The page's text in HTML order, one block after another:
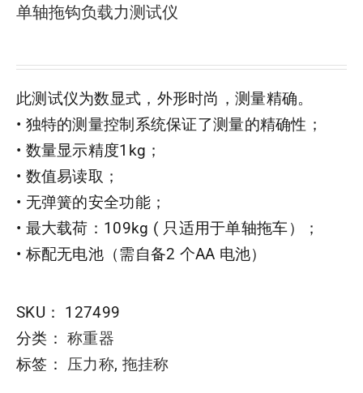
单轴拖钩负载力测试仪
此测试仪为数显式，外形时尚，测量精确。
• 独特的测量控制系统保证了测量的精确性；
• 数量显示精度1kg；
• 数值易读取；
• 无弹簧的安全功能；
• 最大载荷：109kg ( 只适用于单轴拖车）；
• 标配无电池（需自备2 个AA 电池）
SKU： 127499
分类：称重器
标签： 压力称, 拖挂称